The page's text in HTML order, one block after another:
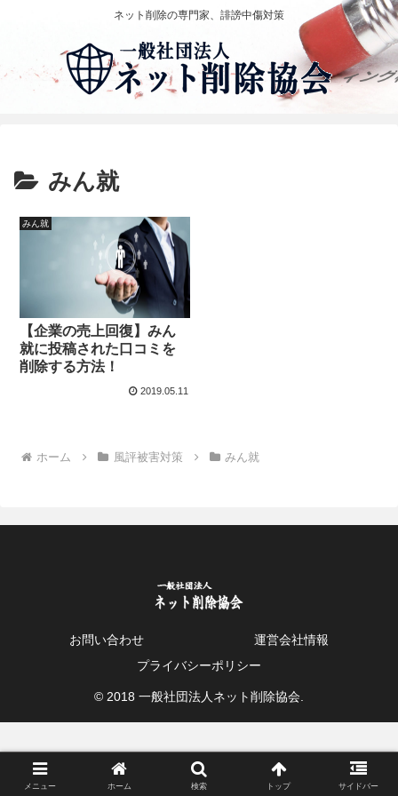
ネット削除の専門家、誹謗中傷対策
みん就
みん就
【企業の売上回復】みん
就に投稿された口コミを
削除する方法！
2019.05.11
ホーム 風評被害対策 みん就
お問い合わせ
運営会社情報
プライバシーポリシー
© 2018 一般社団法人ネット削除協会.
メニュー ホーム 検索 トップ サイドバー